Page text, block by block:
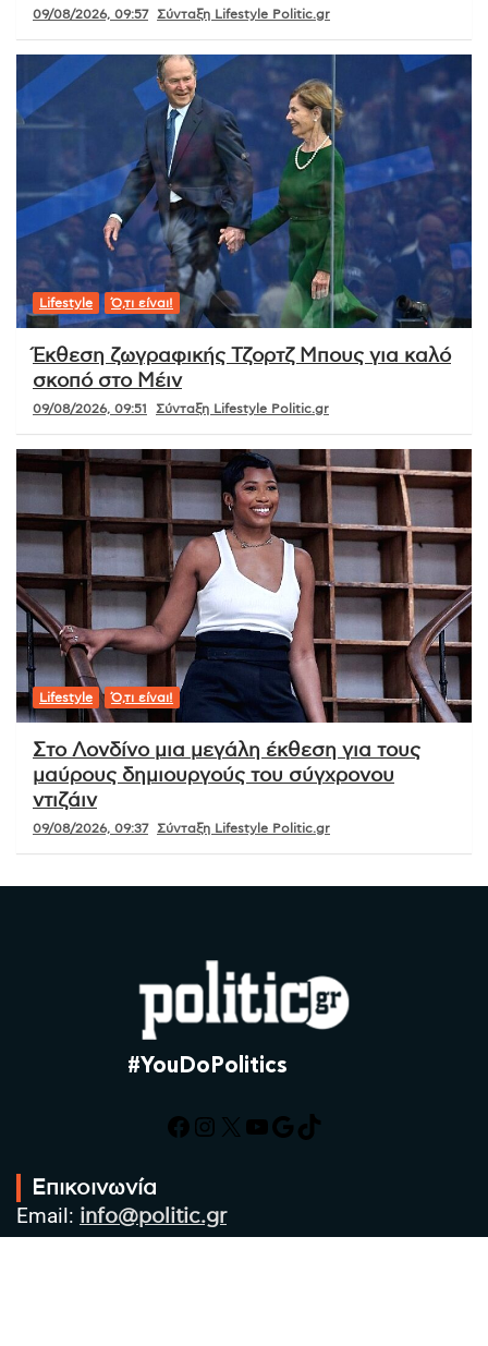
09/08/2026, 09:57 Σύνταξη Lifestyle Politic.gr
Lifestyle Ό,τι είναι!
Έκθεση ζωγραφικής Τζορτζ Μπους για καλό
σκοπό στο Μέιν
09/08/2026, 09:51 Σύνταξη Lifestyle Politic.gr
Lifestyle Ό,τι είναι!
Στο Λονδίνο μια μεγάλη έκθεση για τους
μαύρους δημιουργούς του σύγχρονου
ντιζάιν
09/08/2026, 09:37 Σύνταξη Lifestyle Politic.gr
#YouDoPolitics
Facebook
Instagram
X YouTube
Google
TikTok
Επικοινωνία
Email: info@politic.gr
Τηλ: